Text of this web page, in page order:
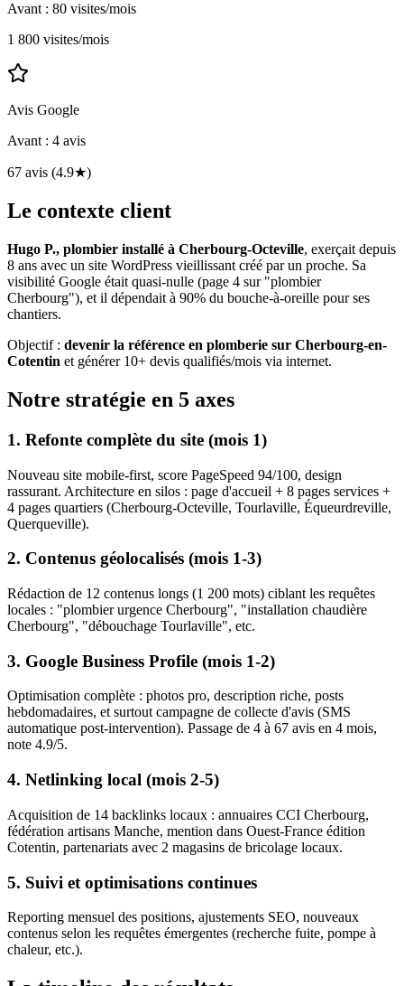
Avant : 80 visites/mois
1 800 visites/mois
Avis Google
Avant : 4 avis
67 avis (4.9★)
Le contexte client
Hugo P., plombier installé à Cherbourg-Octeville, exerçait depuis
8 ans avec un site WordPress vieillissant créé par un proche. Sa
visibilité Google était quasi-nulle (page 4 sur "plombier
Cherbourg"), et il dépendait à 90% du bouche-à-oreille pour ses
chantiers.
Objectif : devenir la référence en plomberie sur Cherbourg-en-
Cotentin et générer 10+ devis qualifiés/mois via internet.
Notre stratégie en 5 axes
1. Refonte complète du site (mois 1)
Nouveau site mobile-first, score PageSpeed 94/100, design
rassurant. Architecture en silos : page d'accueil + 8 pages services +
4 pages quartiers (Cherbourg-Octeville, Tourlaville, Équeurdreville,
Querqueville).
2. Contenus géolocalisés (mois 1-3)
Rédaction de 12 contenus longs (1 200 mots) ciblant les requêtes
locales : "plombier urgence Cherbourg", "installation chaudière
Cherbourg", "débouchage Tourlaville", etc.
3. Google Business Profile (mois 1-2)
Optimisation complète : photos pro, description riche, posts
hebdomadaires, et surtout campagne de collecte d'avis (SMS
automatique post-intervention). Passage de 4 à 67 avis en 4 mois,
note 4.9/5.
4. Netlinking local (mois 2-5)
Acquisition de 14 backlinks locaux : annuaires CCI Cherbourg,
fédération artisans Manche, mention dans Ouest-France édition
Cotentin, partenariats avec 2 magasins de bricolage locaux.
5. Suivi et optimisations continues
Reporting mensuel des positions, ajustements SEO, nouveaux
contenus selon les requêtes émergentes (recherche fuite, pompe à
chaleur, etc.).